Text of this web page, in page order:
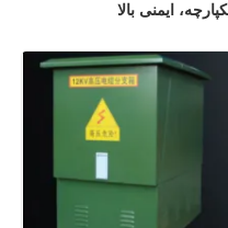
ایمنی بالا